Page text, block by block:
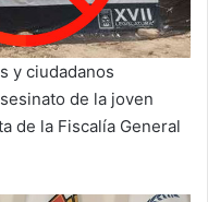
y ciudadanos
de la joven
de la Fiscalía General